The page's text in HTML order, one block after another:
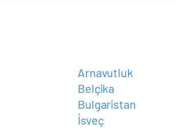
Arnavutluk
Belçika
Bulgaristan
İsveç